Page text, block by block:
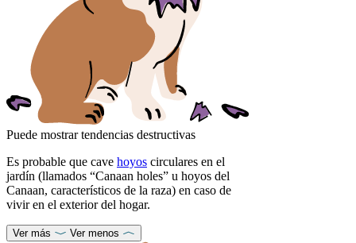
Puede mostrar tendencias destructivas
Es probable que cave hoyos circulares en el
jardín (llamados “Canaan holes” u hoyos del
Canaan, característicos de la raza) en caso de
vivir en el exterior del hogar.
Ver más Ver menos